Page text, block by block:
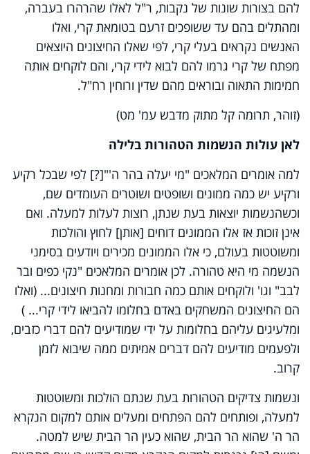
להם בצורות שונות של נקבות, ר"ל לאלו שהרהרו בעברה,
ומהתלים בהם עד ששופכים זרעם בטומאת קרי, ואלו
האנשים נקראים בעלי קרי, לפי שאלו החיצונים היוצאים
מפתח של קרי גרמו להם לבוא לידי קרי, והם לוקחים אותה
חמימות התאוה ובוראים מהם שדין ורוחין רח"ל.
(זוהר, תרומה קל מתוק מדבש עמ' מט)
לאן עולות הנשמות הטהורות בלילה
למה אומרים המלאכים "מי יעלה בהר ה'"[?] לפי שבכל רקיע
ורקיע יש כמה ממונים ושופטים ושוטרים העומדים שם,
וכשהנשמות יוצאות בעת שנתן, רוצות לעלות למעלה. ואם
אינן זוכות אז אלו הממונים דוחים [אותן] לחוץ והולכות
ומשוטטות בעולם, כי אלו הממונים מכירים ויודעים בסימני
הנשמה מי היא טהורה. לכן אומרים המלאכים "נקי כפים ובר
לבב" וגו' ולוקחים אותם כמה חבורות ומחנות חיצונים... (ואלו
הם החיצונים המשחקים באדם בחלומו להביאו לידי קרי... )
ומלעיגים עליהם בחלומות על ידי שמודיעים להם דברי כזבים,
ולפעמים מודיעים להם דברים אמיתים ממה שיבוא לזמן
קרוב.
ונשמות צדיקים הטהורות בעת שנתם הולכות ומשוטטות
למעלה, ופותחים להם הפתחים ומעלים אותם למקום הנקרא
הר ה' שהוא הר הבית, שהוא כעין הר הבית שיש למטה.